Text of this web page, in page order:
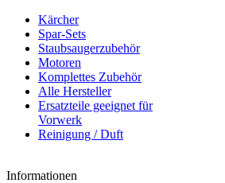
Kärcher
Spar-Sets
Staubsaugerzubehör
Motoren
Komplettes Zubehör
Alle Hersteller
Ersatzteile geeignet für
Vorwerk
Reinigung / Duft
Informationen